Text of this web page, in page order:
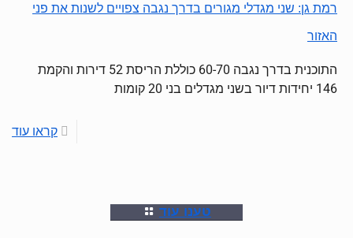
רמת גן: שני מגדלי מגורים בדרך נגבה צפויים לשנות את פני
האזור
התוכנית בדרך נגבה 60-70 כוללת הריסת 52 דירות והקמת
146 יחידות דיור בשני מגדלים בני 20 קומות
קראו עוד
טענו עוד